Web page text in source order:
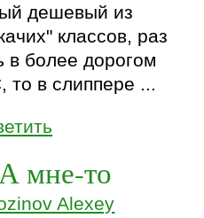
дешевый из
классов, раз
в более дорогом
то в слиппере ...
мне-то
Alexey